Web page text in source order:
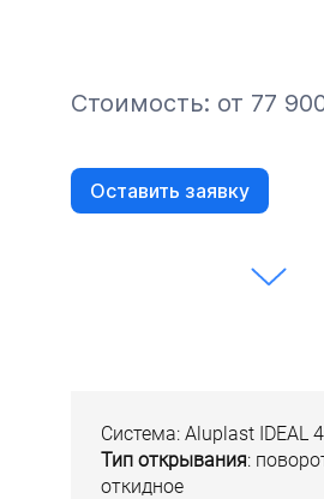
Стоимость: от 77
Оставить заявку
Система: Aluplast IDEAL
Тип открывания:
откидное